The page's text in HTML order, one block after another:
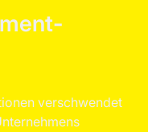
verschwendet